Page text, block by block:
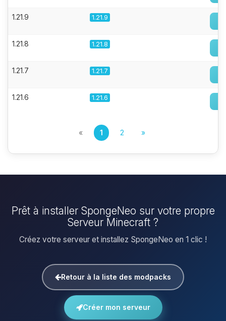
1.21.9 1.21.9
1.21.8 1.21.8
1.21.7 1.21.7
1.21.6 1.21.6
« 1 2 »
Prêt à installer SpongeNeo sur votre propre
Serveur Minecraft ?
Créez votre serveur et installez SpongeNeo en 1 clic !
Retour à la liste des modpacks
Créer mon serveur